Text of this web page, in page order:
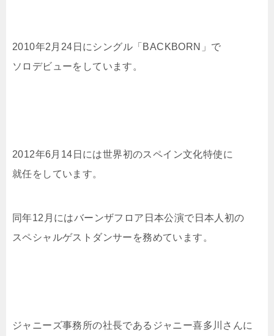
2010年2月24日にシングル「BACKBORN」で
ソロデビューをしています。
2012年6月14日には世界初のスペイン文化特使に
就任をしています。
同年12月にはバーンザフロア日本公演で日本人初の
スペシャルゲストダンサーを務めています。
ジャニーズ事務所の社長であるジャニー喜多川さんに